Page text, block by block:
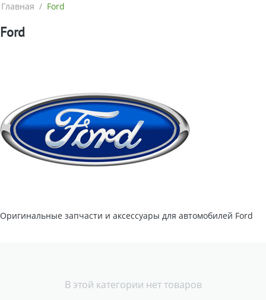
Главная / Ford
Ford
Оригинальные запчасти и аксессуары для автомобилей Ford
В этой категории нет товаров